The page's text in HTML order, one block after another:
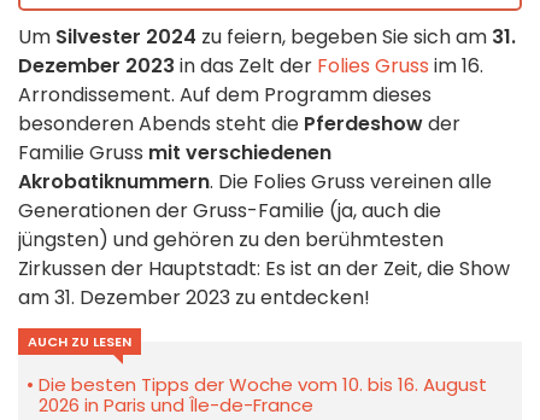
Um Silvester 2024 zu feiern, begeben Sie sich am 31.
Dezember 2023 in das Zelt der Folies Gruss im 16.
Arrondissement. Auf dem Programm dieses
besonderen Abends steht die Pferdeshowder
Familie Gruss mit verschiedenen
Akrobatiknummern. Die Folies Gruss vereinen alle
Generationen der Gruss-Familie (ja, auch die
jüngsten) und gehören zu den berühmtesten
Zirkussen der Hauptstadt: Es ist an der Zeit, die Show
am 31. Dezember 2023 zu entdecken!
AUCH ZU LESEN
Die besten Tipps der Woche vom 10. bis 16. August
2026 in Paris und Île-de-France